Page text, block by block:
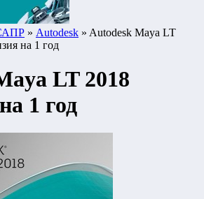
» Autodesk » Autodesk Maya LT
на 1 год
LT 2018
1 год